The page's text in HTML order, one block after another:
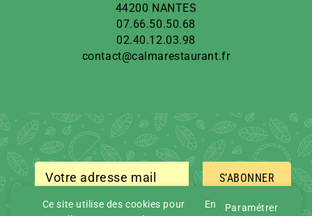
44200 NANTES
07.66.50.50.68
02.40.12.03.98
contact@calmarestaurant.fr
S’ABONNER
Ce site utilise des cookies pour
En
Paramétrer